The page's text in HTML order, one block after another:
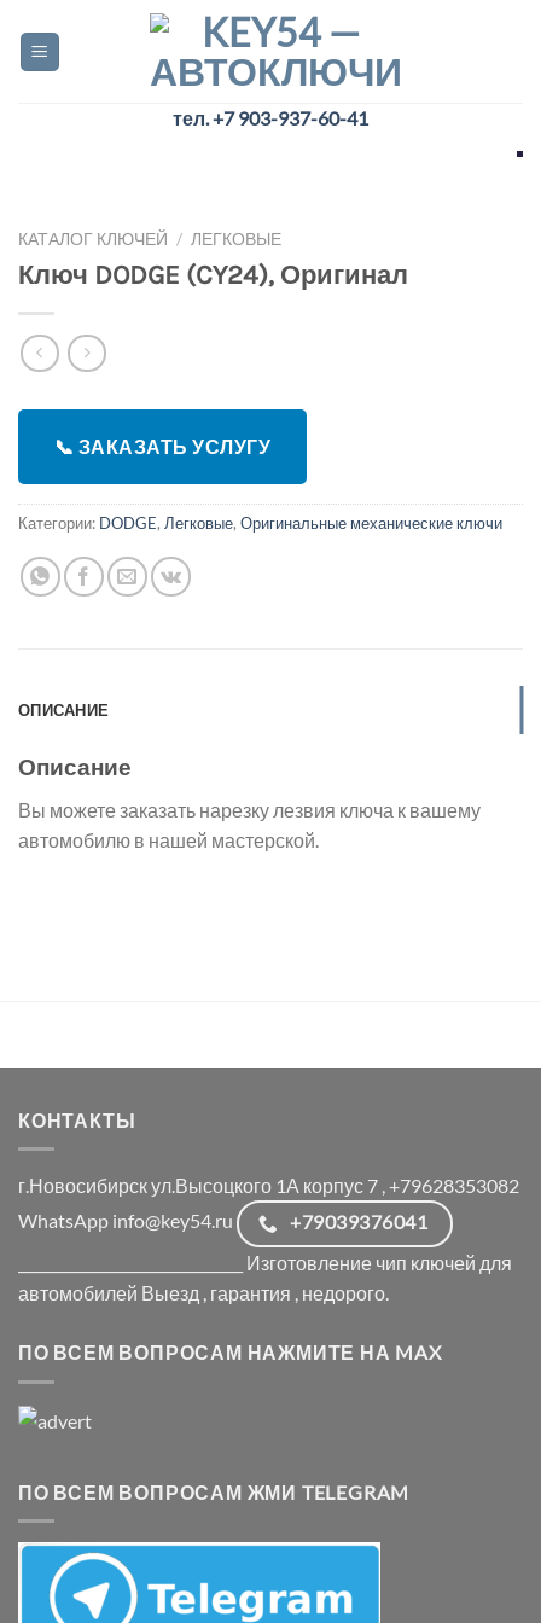
content
тел. +7 903-937-60-41
КАТАЛОГ КЛЮЧЕЙ / ЛЕГКОВЫЕ
Ключ DODGE (CY24), Оригинал
📞 ЗАКАЗАТЬ УСЛУГУ
Категории: DODGE, Легковые, Оригинальные механические ключи
ОПИСАНИЕ
Описание
Вы можете заказать нарезку лезвия ключа к вашему
автомобилю в нашей мастерской.
КОНТАКТЫ
г.Новосибирск ул.Высоцкого 1А корпус 7 , +79628353082
WhatsApp info@key54.ru
+79039376041
_______________________________ Изготовление чип ключей для
автомобилей Выезд , гарантия , недорого.
ПО ВСЕМ ВОПРОСАМ НАЖМИТЕ НА MAX
ПО ВСЕМ ВОПРОСАМ ЖМИ TELEGRAM